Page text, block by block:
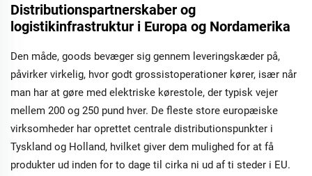
Distributionspartnerskaber og
logistikinfrastruktur i Europa og Nordamerika
Den måde, goods bevæger sig gennem leveringskæder på,
påvirker virkelig, hvor godt grossistoperationer kører, især når
man har at gøre med elektriske kørestole, der typisk vejer
mellem 200 og 250 pund hver. De fleste store europæiske
virksomheder har oprettet centrale distributionspunkter i
Tyskland og Holland, hvilket giver dem mulighed for at få
produkter ud inden for to dage til cirka ni ud af ti steder i EU.